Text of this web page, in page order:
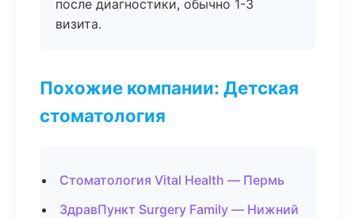
после диагностики, обычно 1-3
визита.
Похожие компании: Детская
стоматология
Стоматология Vital Health — Пермь
ЗдравПункт Surgery Family — Нижний